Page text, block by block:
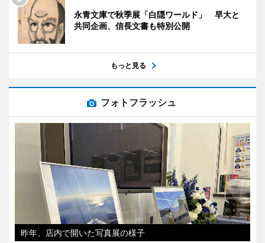
永青文庫で秋季展「白隠ワールド」 早大と
共同企画、信長文書も特別公開
もっと見る
フォトフラッシュ
昨年、店内で開いた写真展の様子